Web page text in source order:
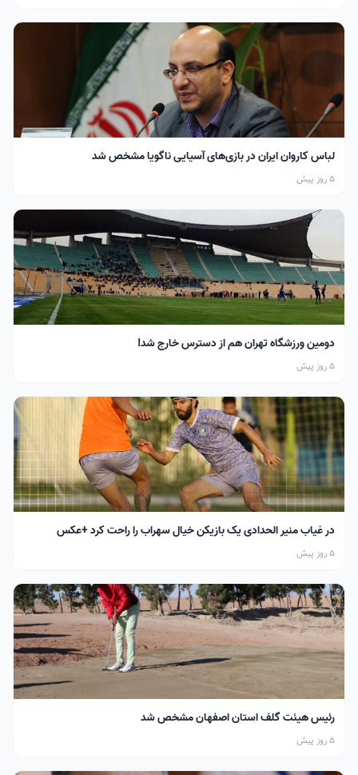
لباس کاروان ایران در بازی‌های آسیایی ناگویا مشخص شد
5 روز پیش
دومین ورزشگاه تهران هم از دسترس خارج شد!
5 روز پیش
در غیاب منیر الحدادی یک بازیکن خیال سهراب را راحت کرد +عکس
5 روز پیش
رئیس هیئت گلف استان اصفهان مشخص شد
5 روز پیش